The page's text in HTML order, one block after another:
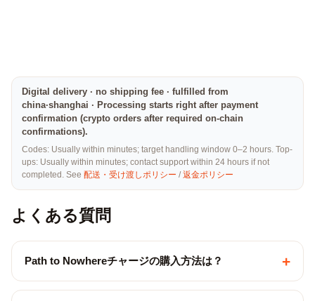
Digital delivery · no shipping fee · fulfilled from
china·shanghai · Processing starts right after payment
confirmation (crypto orders after required on-chain
confirmations).
Codes: Usually within minutes; target handling window 0–2 hours. Top-
ups: Usually within minutes; contact support within 24 hours if not
completed. See 配送・受け渡しポリシー /返金ポリシー
よくある質問
Path to Nowhereチャージの購入方法は？ +